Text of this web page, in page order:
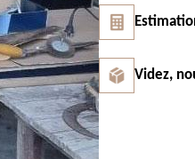
Videz,